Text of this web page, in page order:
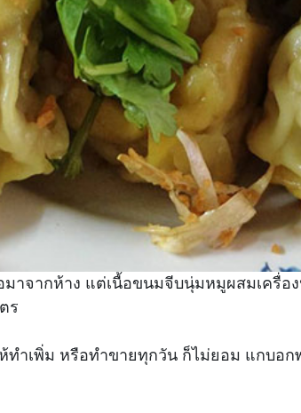
าจากห้าง แต่เนื้อขนมจีบนุ่มหมูผสมเครื่อ
ร
ำเพิ่ม หรือทำขายทุกวัน ก็ไม่ยอม แกบอก